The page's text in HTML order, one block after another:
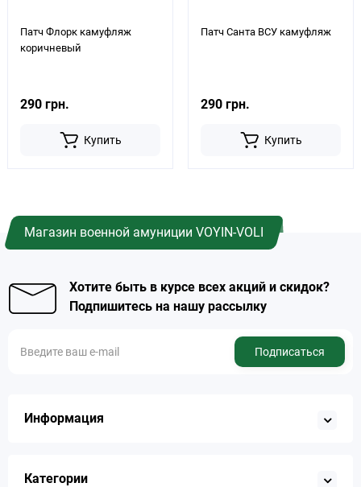
Патч Флорк камуфляж
коричневый
290 грн.
Купить
Патч Санта ВСУ камуфляж
290 грн.
Купить
Магазин военной амуниции VOYIN-VOLI
Хотите быть в курсе всех акций и скидок?
Подпишитесь на нашу рассылку
Подписаться
Информация
Категории